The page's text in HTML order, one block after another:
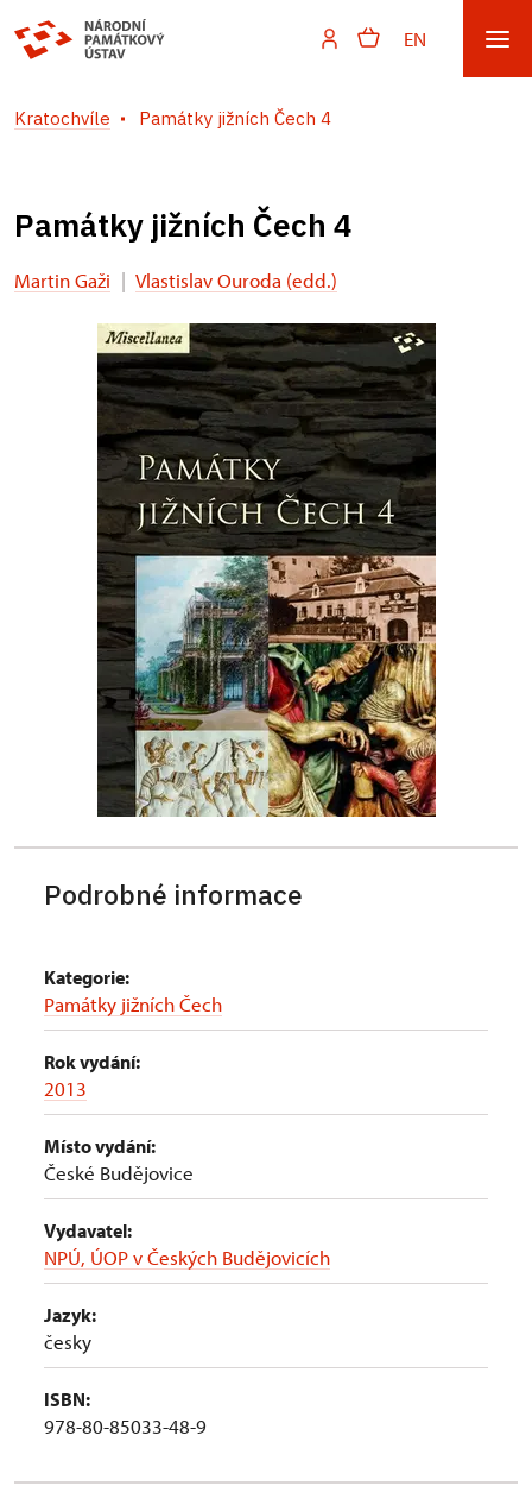
EN
Kratochvíle Památky jižních Čech 4
Památky jižních Čech 4
Martin Gaži | Vlastislav Ouroda (edd.)
Podrobné informace
Kategorie:
Památky jižních Čech
Rok vydání:
2013
Místo vydání:
České Budějovice
Vydavatel:
NPÚ, ÚOP v Českých Budějovicích
Jazyk:
česky
ISBN:
978-80-85033-48-9